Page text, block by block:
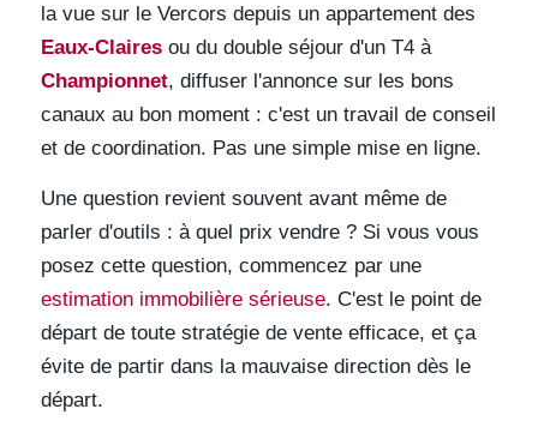
la vue sur le Vercors depuis un appartement des
Eaux-Clairesou du double séjour d'un T4 à
Championnet, diffuser l'annonce sur les bons
canaux au bon moment : c'est un travail de conseil
et de coordination. Pas une simple mise en ligne.
Une question revient souvent avant même de
parler d'outils : à quel prix vendre ? Si vous vous
posez cette question, commencez par une
estimation immobilière sérieuse. C'est le point de
départ de toute stratégie de vente efficace, et ça
évite de partir dans la mauvaise direction dès le
départ.